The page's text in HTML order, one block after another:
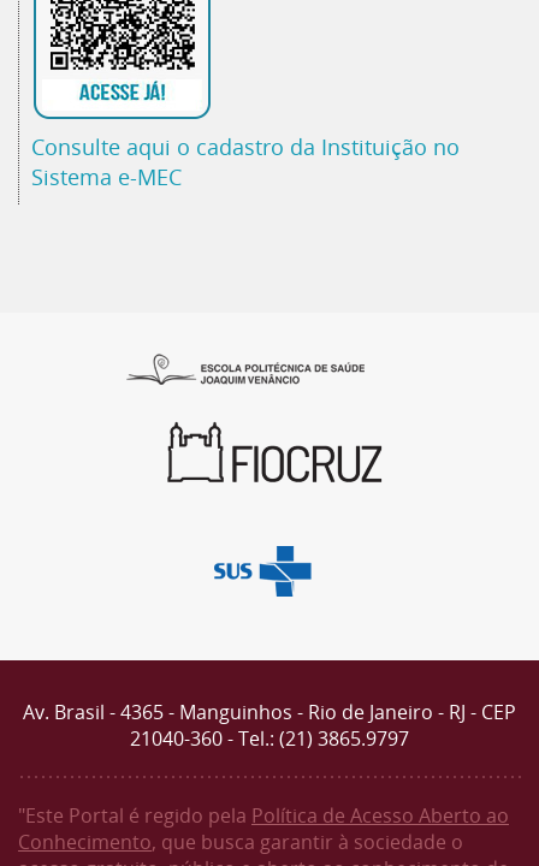
Consulte aqui o cadastro da Instituição no
Sistema e-MEC
Av. Brasil - 4365 - Manguinhos - Rio de Janeiro - RJ - CEP
21040-360 - Tel.: (21) 3865.9797
"Este Portal é regido pela Política de Acesso Aberto ao
Conhecimento, que busca garantir à sociedade o